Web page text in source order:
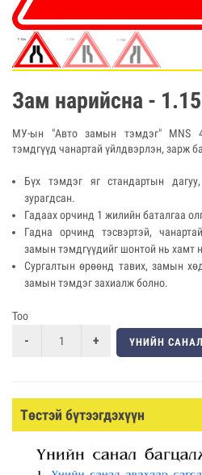
Зам нарийсна -
МУ-ын "Авто замын тэмдэг" MNS
тэмдгүүд чанартай үйлдвэрлэн, зарж
Бүх тэмдэг яг стандартын
зурагдсан.
Гадаах орчинд 1 жилийн баталгаа
Гадна орчинд тэсвэртэй,
замын тэмдгүүдийг шонтой нь хамт
Сургалтын өрөөнд тавих, замын
замын тэмдэг захиалж болно.
Тоо
ҮНИЙН
Төстэй бүтээгдэхүүн